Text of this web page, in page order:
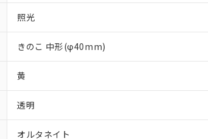
照光
きのこ 中形(φ40mm)
黄
透明
オルタネイト